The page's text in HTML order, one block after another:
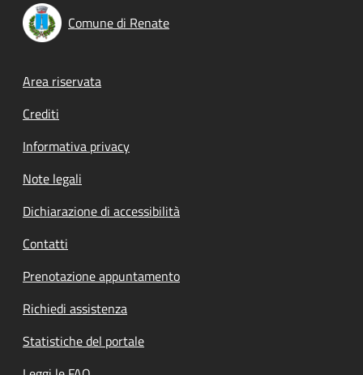
Comune di Renate
Footer menu
Area riservata
Crediti
Informativa privacy
Note legali
Dichiarazione di accessibilità
Contatti
Prenotazione appuntamento
Richiedi assistenza
Statistiche del portale